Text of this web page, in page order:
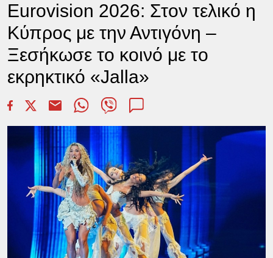
Eurovision 2026: Στον τελικό η
Κύπρος με την Αντιγόνη –
Ξεσήκωσε το κοινό με το
εκρηκτικό «Jalla»